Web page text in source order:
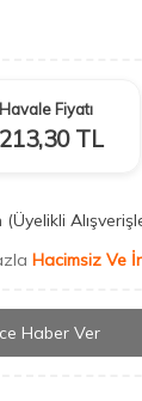
Havale Fiyatı
213,30TL
(Üyelikli
Hacimsiz Ve
Haber Ver